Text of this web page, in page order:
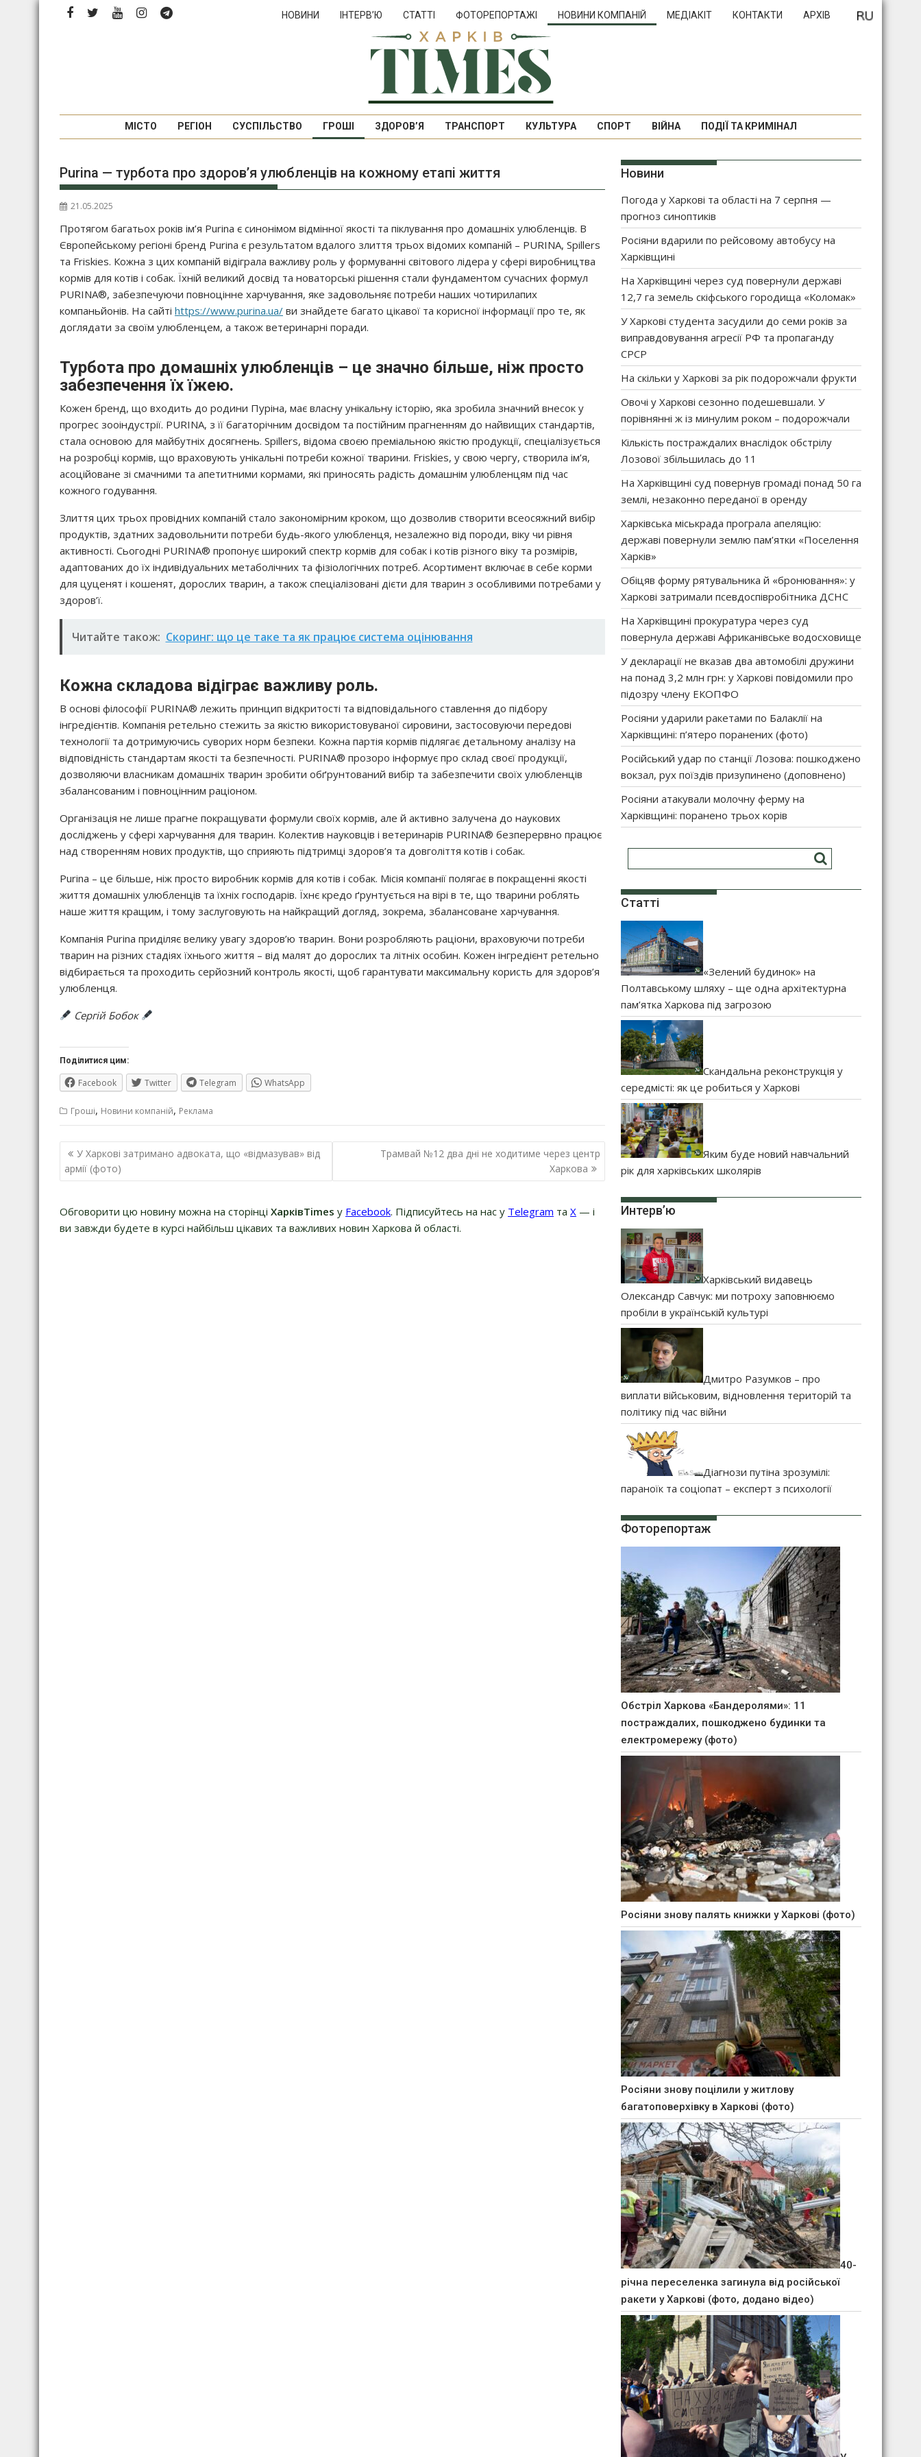
Перейти
НОВИНИ ІНТЕРВ’Ю СТАТТІ ФОТОРЕПОРТАЖІ НОВИНИ КОМПАНІЙ МЕДІАКІТ КОНТАКТИ АРХІВ
МІСТО РЕГІОН СУСПІЛЬСТВО ГРОШІ ЗДОРОВ’Я ТРАНСПОРТ КУЛЬТУРА СПОРТ ВІЙНА ПОДІЇ ТА КРИМІНАЛ
Purina — турбота про здоров’я улюбленців на кожному етапі життя
21.05.2025
Протягом багатьох років ім’я Purina є синонімом відмінної якості та піклування про домашніх улюбленців. В
Європейському регіоні бренд Purina є результатом вдалого злиття трьох відомих компаній – PURINA, Spillers
та Friskies. Кожна з цих компаній відіграла важливу роль у формуванні світового лідера у сфері виробництва
кормів для котів і собак. Їхній великий досвід та новаторські рішення стали фундаментом сучасних формул
PURINA®, забезпечуючи повноцінне харчування, яке задовольняє потреби наших чотирилапих
компаньйонів. На сайті https://www.purina.ua/ ви знайдете багато цікавої та корисної інформації про те, як
доглядати за своїм улюбленцем, а також ветеринарні поради.
Турбота про домашніх улюбленців – це значно більше, ніж просто
забезпечення їх їжею.
Кожен бренд, що входить до родини Пуріна, має власну унікальну історію, яка зробила значний внесок у
прогрес зооіндустрії. PURINA, з її багаторічним досвідом та постійним прагненням до найвищих стандартів,
стала основою для майбутніх досягнень. Spillers, відома своєю преміальною якістю продукції, спеціалізується
на розробці кормів, що враховують унікальні потреби кожної тварини. Friskies, у свою чергу, створила ім’я,
асоційоване зі смачними та апетитними кормами, які приносять радість домашнім улюбленцям під час
кожного годування.
Злиття цих трьох провідних компаній стало закономірним кроком, що дозволив створити всеосяжний вибір
продуктів, здатних задовольнити потреби будь-якого улюбленця, незалежно від породи, віку чи рівня
активності. Сьогодні PURINA® пропонує широкий спектр кормів для собак і котів різного віку та розмірів,
адаптованих до їх індивідуальних метаболічних та фізіологічних потреб. Асортимент включає в себе корми
для цуценят і кошенят, дорослих тварин, а також спеціалізовані дієти для тварин з особливими потребами у
здоров’ї.
Читайте також: Скоринг: що це таке та як працює система оцінювання
Кожна складова відіграє важливу роль.
В основі філософії PURINA® лежить принцип відкритості та відповідального ставлення до підбору
інгредієнтів. Компанія ретельно стежить за якістю використовуваної сировини, застосовуючи передові
технології та дотримуючись суворих норм безпеки. Кожна партія кормів підлягає детальному аналізу на
відповідність стандартам якості та безпечності. PURINA® прозоро інформує про склад своєї продукції,
дозволяючи власникам домашніх тварин зробити обґрунтований вибір та забезпечити своїх улюбленців
збалансованим і повноцінним раціоном.
Організація не лише прагне покращувати формули своїх кормів, але й активно залучена до наукових
досліджень у сфері харчування для тварин. Колектив науковців і ветеринарів PURINA® безперервно працює
над створенням нових продуктів, що сприяють підтримці здоров’я та довголіття котів і собак.
Purina – це більше, ніж просто виробник кормів для котів і собак. Місія компанії полягає в покращенні якості
життя домашніх улюбленців та їхніх господарів. Їхнє кредо ґрунтується на вірі в те, що тварини роблять
наше життя кращим, і тому заслуговують на найкращий догляд, зокрема, збалансоване харчування.
Компанія Purina приділяє велику увагу здоров’ю тварин. Вони розробляють раціони, враховуючи потреби
тварин на різних стадіях їхнього життя – від малят до дорослих та літніх особин. Кожен інгредієнт ретельно
відбирається та проходить серйозний контроль якості, щоб гарантувати максимальну користь для здоров’я
улюбленця.
Сергій Бобок
Поділитися цим:
Facebook Twitter Telegram WhatsApp
Гроші, Новини компаній, Реклама
Навігація
записів
У Харкові затримано адвоката, що «відмазував» від
армії (фото)
Трамвай №12 два дні не ходитиме через центр
Харкова
Обговорити цю новину можна на сторінці ХарківTimes у Facebook. Підписуйтесь на нас у Telegram та Х — і
ви завжди будете в курсі найбільш цікавих та важливих новин Харкова й області.
Новини
Погода у Харкові та області на 7 серпня —
прогноз синоптиків
Росіяни вдарили по рейсовому автобусу на
Харківщині
На Харківщині через суд повернули державі
12,7 га земель скіфського городища «Коломак»
У Харкові студента засудили до семи років за
виправдовування агресії РФ та пропаганду
СРСР
На скільки у Харкові за рік подорожчали фрукти
Овочі у Харкові сезонно подешевшали. У
порівнянні ж із минулим роком – подорожчали
Кількість постраждалих внаслідок обстрілу
Лозової збільшилась до 11
На Харківщині суд повернув громаді понад 50 га
землі, незаконно переданої в оренду
Харківська міськрада програла апеляцію:
державі повернули землю пам’ятки «Поселення
Харків»
Обіцяв форму рятувальника й «бронювання»: у
Харкові затримали псевдоспівробітника ДСНС
На Харківщині прокуратура через суд
повернула державі Африканівське водосховище
У декларації не вказав два автомобілі дружини
на понад 3,2 млн грн: у Харкові повідомили про
підозру члену ЕКОПФО
Росіяни ударили ракетами по Балаклії на
Харківщині: п’ятеро поранених (фото)
Російський удар по станції Лозова: пошкоджено
вокзал, рух поїздів призупинено (доповнено)
Росіяни атакували молочну ферму на
Харківщині: поранено трьох корів
Статті
«Зелений будинок» на
Полтавському шляху – ще одна архітектурна
пам’ятка Харкова під загрозою
Скандальна реконструкція у
середмісті: як це робиться у Харкові
Яким буде новий навчальний
рік для харківських школярів
Интерв’ю
Харківський видавець
Олександр Савчук: ми потроху заповнюємо
пробіли в українській культурі
Дмитро Разумков – про
виплати військовим, відновлення територій та
політику під час війни
Діагнози путіна зрозумілі:
параноїк та соціопат – експерт з психології
Фоторепортаж
Обстріл Харкова «Бандеролями»: 11
постраждалих, пошкоджено будинки та
електромережу (фото)
Росіяни знову палять книжки у Харкові (фото)
Росіяни знову поцілили у житлову
багатоповерхівку в Харкові (фото)
40-
річна переселенка загинула від російської
ракети у Харкові (фото, додано відео)